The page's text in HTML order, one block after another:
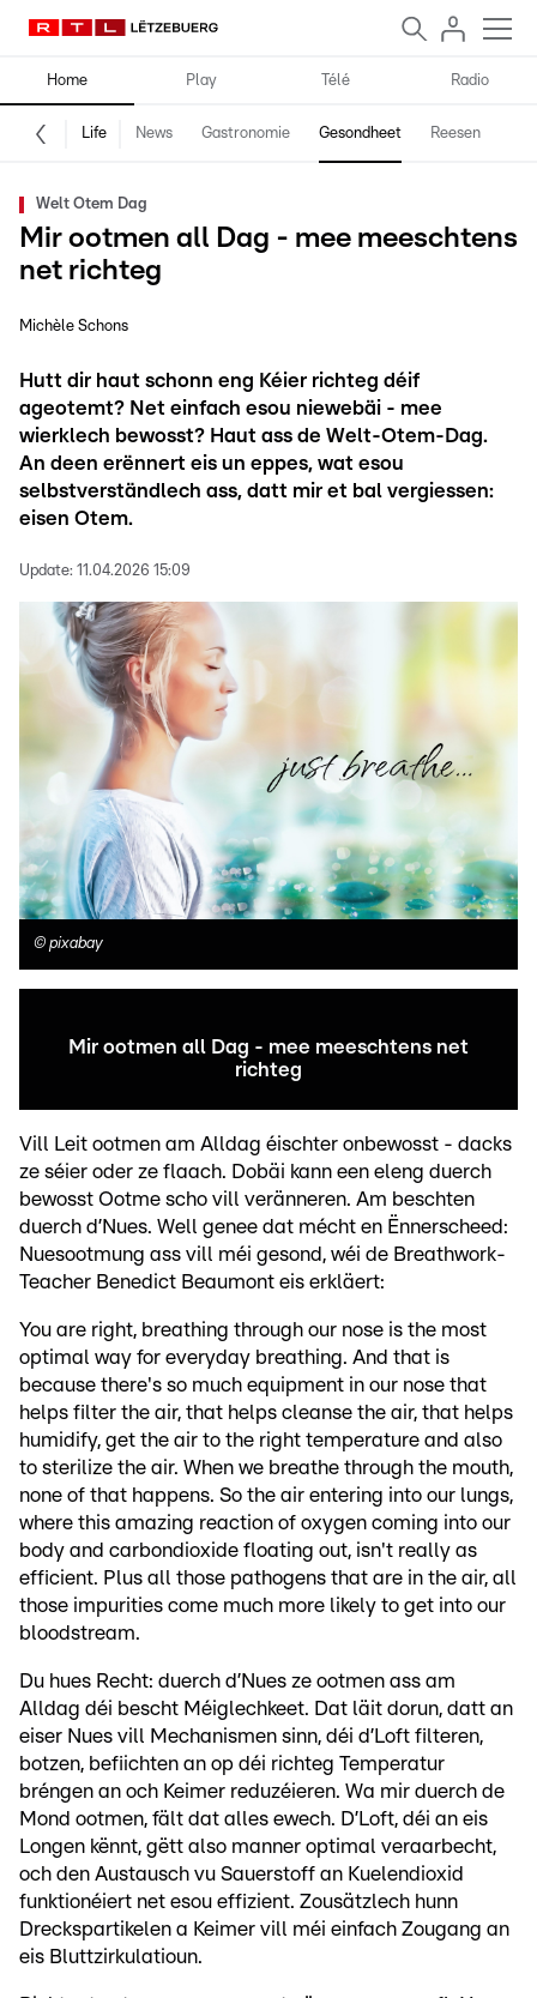
Home Play Télé Radio
Life News Gastronomie Gesondheet Reesen
Welt Otem Dag
Mir ootmen all Dag - mee meeschtens
net richteg
Michèle Schons
Hutt dir haut schonn eng Kéier richteg déif
ageotemt? Net einfach esou niewebäi - mee
wierklech bewosst? Haut ass de Welt-Otem-Dag.
An deen erënnert eis un eppes, wat esou
selbstverständlech ass, datt mir et bal vergiessen:
eisen Otem.
Update: 11.04.2026 15:09
© pixabay
Mir ootmen all Dag - mee meeschtens net
richteg
Vill Leit ootmen am Alldag éischter onbewosst - dacks
ze séier oder ze flaach. Dobäi kann een eleng duerch
bewosst Ootme scho vill veränneren. Am beschten
duerch d’Nues. Well genee dat mécht en Ënnerscheed:
Nuesootmung ass vill méi gesond, wéi de Breathwork-
Teacher Benedict Beaumont eis erkläert:
You are right, breathing through our nose is the most
optimal way for everyday breathing. And that is
because there's so much equipment in our nose that
helps filter the air, that helps cleanse the air, that helps
humidify, get the air to the right temperature and also
to sterilize the air. When we breathe through the mouth,
none of that happens. So the air entering into our lungs,
where this amazing reaction of oxygen coming into our
body and carbondioxide floating out, isn't really as
efficient. Plus all those pathogens that are in the air, all
those impurities come much more likely to get into our
bloodstream.
Du hues Recht: duerch d’Nues ze ootmen ass am
Alldag déi bescht Méiglechkeet. Dat läit dorun, datt an
eiser Nues vill Mechanismen sinn, déi d’Loft filteren,
botzen, befiichten an op déi richteg Temperatur
bréngen an och Keimer reduzéieren. Wa mir duerch de
Mond ootmen, fält dat alles ewech. D’Loft, déi an eis
Longen kënnt, gëtt also manner optimal veraarbecht,
och den Austausch vu Sauerstoff an Kuelendioxid
funktionéiert net esou effizient. Zousätzlech hunn
Dreckspartikelen a Keimer vill méi einfach Zougang an
eis Bluttzirkulatioun.